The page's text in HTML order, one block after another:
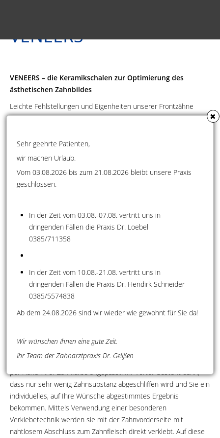
VENEERS
VENEERS – die Keramikschalen zur Optimierung des
ästhetischen Zahnbildes
Leichte Fehlstellungen und Eigenheiten unserer Frontzähne
können unsere Individualität optisch hervorheben. Es gibt jedoch
ästhetisches Empfinden negativ beeinflussen können.
Sogenannte Veneers, hauchdünne keramische Schalen,
Frontzähnen eine Korrektur irritierender Frontzahnästhetik zu
erreichen. Mit Hilfe von Keramikveneers kann unter
eine Alternative zur kieferorthopädischen Therapie bei
Erwachsenen, wenn:
Frontzähne bereits große Füllungen aufweisen,
genetisch bedingte Zahndeformationen als störend
empfunden werden,
Zahnsubstanz durch Bruxismus (Knirschen mit den
Zähnen) verloren gegangen ist,
störende Zahnlücken vorhanden sind,
Verfärbungen aufweisen.
Veneers werden in einem Dentallabor individuell hergestellt und
per Hand Ihrer Zahnfarbe angepasst. Ihr Vorteil besteht darin,
dass nur sehr wenig Zahnsubstanz abgeschliffen wird und Sie ein
individuelles, auf Ihre Wünsche abgestimmtes Ergebnis
bekommen. Mittels Verwendung einer besonderen
Verklebetechnik werden sie mit der Zahnvorderseite mit
nahtlosem Abschluss zum Zahnfleisch direkt verklebt. Auf diese
✖
Sehr geehrte Patienten,
wir machen Urlaub.
Vom 03.08.2026 bis zum 21.08.2026 bleibt unsere Praxis
geschlossen.
In der Zeit vom 03.08.-07.08. vertritt uns in
dringenden Fällen die Praxis Dr. Loebel
0385/711358
In der Zeit vom 10.08.-21.08. vertritt uns in
dringenden Fällen die Praxis Dr. Hendirk Schneider
0385/5574838
Ab dem 24.08.2026 sind wir wieder wie gewohnt für Sie da!
Wir wünschen Ihnen eine gute Zeit.
Ihr Team der Zahnarztpraxis Dr. Gelißen